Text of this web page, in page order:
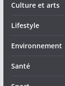
Culture et arts
Lifestyle
Environnement
Santé